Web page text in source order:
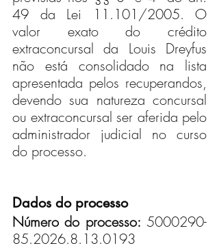
49 da Lei 11.101/2005. O
valor exato do crédito
extraconcursal da Louis Dreyfus
não está consolidado na lista
apresentada pelos recuperandos,
devendo sua natureza concursal
ou extraconcursal ser aferida pelo
administrador judicial no curso
do processo.
Dados do processo
Número do processo: 5000290-
85.2026.8.13.0193